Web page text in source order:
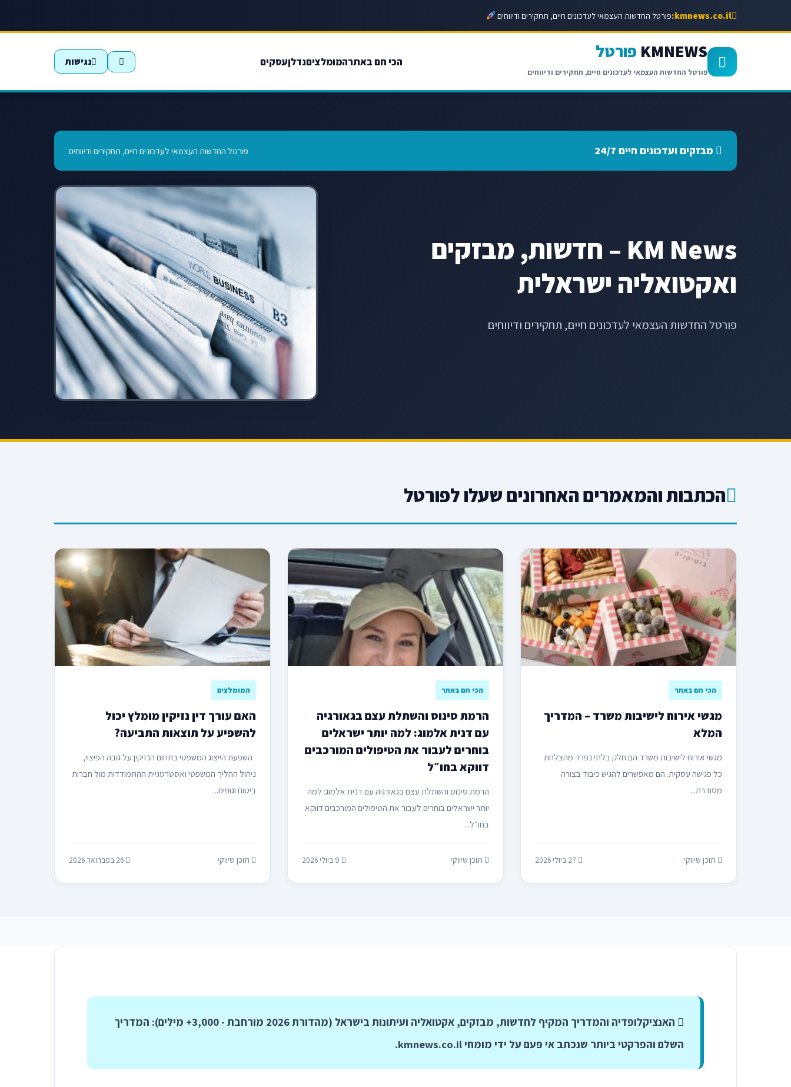
kmnews.co.il: פורטל החדשות העצמאי לעדכונים חיים, תחקירים ודיווחים
KMNEWS פורטל
פורטל החדשות העצמאי לעדכונים חיים, תחקירים ודיווחים
הכי חם באתרהמומלציםנדלןעסקים נגישות
מבזקים ועדכונים חיים 24/7 פורטל החדשות העצמאי לעדכונים חיים, תחקירים ודיווחים
KM News – חדשות, מבזקים
ואקטואליה ישראלית
פורטל החדשות העצמאי לעדכונים חיים, תחקירים ודיווחים
הכתבות והמאמרים האחרונים שעלו לפורטל
הכי חם באתר
מגשי אירוח לישיבות משרד – המדריך
המלא
מגשי אירוח לישיבות משרד הם חלק בלתי נפרד מהצלחת
כל פגישה עסקית. הם מאפשרים להגיש כיבוד בצורה
מסודרת...
תוכן שיווקי
הכי חם באתר
הרמת סינוס והשתלת עצם בגאורגיה
עם דנית אלמוג: למה יותר ישראלים
בוחרים לעבור את הטיפולים המורכבים
דווקא בחו״ל
הרמת סינוס והשתלת עצם בגאורגיה עם דנית אלמוג: למה
יותר ישראלים בוחרים לעבור את הטיפולים המורכבים דווקא
בחו״ל...
תוכן שיווקי
המומלצים
האם עורך דין נזיקין מומלץ יכול
להשפיע על תוצאות התביעה?
השפעת הייצוג המשפטי בתחום הנזיקין על גובה הפיצוי,
ניהול ההליך המשפטי ואסטרטגיית ההתמודדות מול חברות
ביטוח וגופים...
תוכן שיווקי
האנציקלופדיה והמדריך המקיף לחדשות, מבזקים, אקטואליה ועיתונות בישראל (מהדורת 2026 מורחבת - 3,000+ מילים):
המדריך
השלם והפרקטי ביותר שנכתב אי פעם על ידי מומחיkmnews.co.il
.